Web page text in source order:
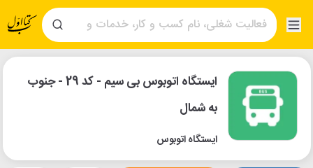
ایستگاه اتوبوس بی سیم - کد 29 - جنوب
به شمال
ایستگاه اتوبوس